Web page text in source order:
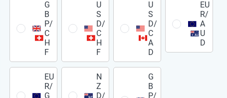
G
B
P/
C
H
F
U
S
D/
C
H
F
U
S
D/
C
A
D
EU
R/
A
U
D
EU
R/
G
N
Z
D/
G
B
P/